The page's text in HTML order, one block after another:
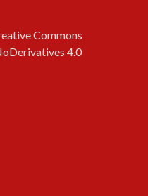
Commons
4.0